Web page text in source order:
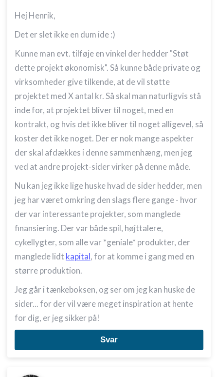
Hej Henrik,
Det er slet ikke en dum ide :)
Kunne man evt. tilføje en vinkel der hedder "Støt
dette projekt økonomisk". Så kunne både private og
virksomheder give tilkende, at de vil støtte
projektet med X antal kr. Så skal man naturligvis stå
inde for, at projektet bliver til noget, med en
kontrakt, og hvis det ikke bliver til noget alligevel, så
koster det ikke noget. Der er nok mange aspekter
der skal afdækkes i denne sammenhæng, men jeg
ved at andre projekt-sider virker på denne måde.
Nu kan jeg ikke lige huske hvad de sider hedder, men
jeg har været omkring den slags flere gange - hvor
der var interessante projekter, som manglede
finansiering. Der var både spil, højttalere,
cykellygter, som alle var *geniale* produkter, der
manglede lidt kapital, for at komme i gang med en
større produktion.
Jeg går i tænkeboksen, og ser om jeg kan huske de
sider... for der vil være meget inspiration at hente
for dig, er jeg sikker på!
Svar